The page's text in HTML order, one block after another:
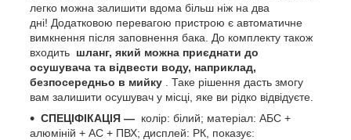
легко можна залишити вдома більш ніж на два
дні! Додатковою перевагою пристрою є автоматичне
вимкнення після заповнення бака. До комплекту також
входить шланг, який можна приєднати до
осушувача та відвести воду, наприклад,
безпосередньо в мийку . Таке рішення дасть змогу
вам залишити осушувач у місці, яке ви рідко відвідуєте.
СПЕЦІФІКАЦІЯ — колір: білий; матеріал: АБС +
алюміній + АС + ПВХ; дисплей: РК, показує: